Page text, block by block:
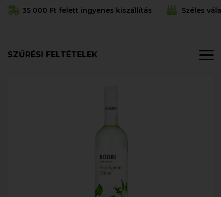
35 000 Ft felett ingyenes kiszállítás Széles
SZŰRÉSI FELTÉTELEK